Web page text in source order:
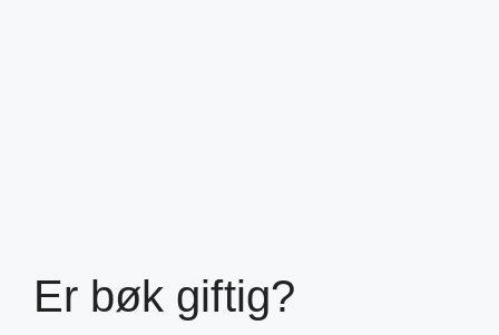
Er bøk giftig?